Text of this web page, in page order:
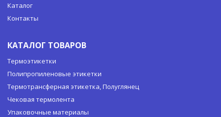
Каталог
Контакты
КАТАЛОГ ТОВАРОВ
Термоэтикетки
Полипропиленовые этикетки
Термотрансферная этикетка, Полуглянец
Чековая термолента
Упаковочные материалы